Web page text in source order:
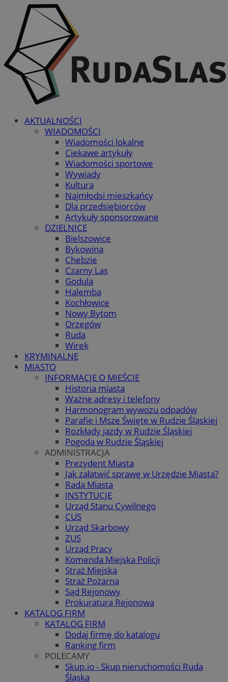
AKTUALNOŚCI
WIADOMOŚCI
Wiadomości lokalne
Ciekawe artykuły
Wiadomości sportowe
Wywiady
Kultura
Najmłodsi mieszkańcy
Dla przedsiębiorców
Artykuły sponsorowane
DZIELNICE
Bielszowice
Bykowina
Chebzie
Czarny Las
Godula
Halemba
Kochłowice
Nowy Bytom
Orzegów
Ruda
Wirek
KRYMINALNE
MIASTO
INFORMACJE O MIEŚCIE
Historia miasta
Ważne adresy i telefony
Harmonogram wywozu odpadów
Parafie i Msze Święte w Rudzie Śląskiej
Rozkłady jazdy w Rudzie Śląskiej
Pogoda w Rudzie Śląskiej
ADMINISTRACJA
Prezydent Miasta
Jak załatwić sprawę w Urzędzie Miasta?
Rada Miasta
INSTYTUCJE
Urząd Stanu Cywilnego
CUS
Urząd Skarbowy
ZUS
Urząd Pracy
Komenda Miejska Policji
Straż Miejska
Straż Pożarna
Sąd Rejonowy
Prokuratura Rejonowa
KATALOG FIRM
KATALOG FIRM
Dodaj firmę do katalogu
Ranking firm
POLECAMY
Skup.io - Skup nieruchomości Ruda
Śląska